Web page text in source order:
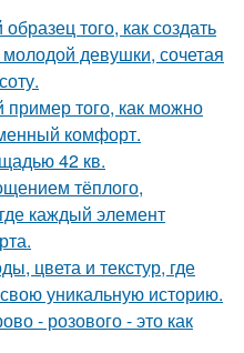
того, как создать
девушки, сочетая
того, как можно
комфорт.
42 кв.
тёплого,
каждый элемент
цвета и текстур, где
уникальную историю.
- розового - это как